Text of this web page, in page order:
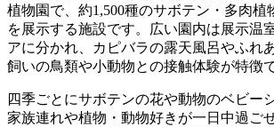
植物園で、約1,500種のサボテン・多肉植
を展示する施設です。広い園内は展示温
アに分かれ、カピバラの露天風呂やふれ
飼いの鳥類や小動物との接触体験が特徴で
四季ごとにサボテンの花や動物のベビー
家族連れや植物・動物好きが一日中過ご